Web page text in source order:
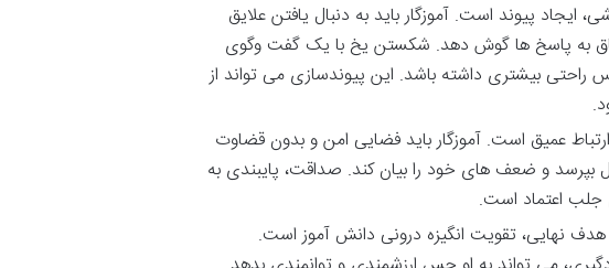
ایجاد پیوند است. آموزگار باید به دنبال یافتن علایق
به پاسخ ها گوش دهد. شکستن یخ با یک گفت وگوی
بیشتری داشته باشد. این پیوندسازی می تواند از
عمیق است. آموزگار باید فضایی امن و بدون قضاوت
بپرسد و ضعف های خود را بیان کند. صداقت، پایبندی به
جلب اعتماد است.
هدف نهایی، تقویت انگیزه درونی دانش آموز است.